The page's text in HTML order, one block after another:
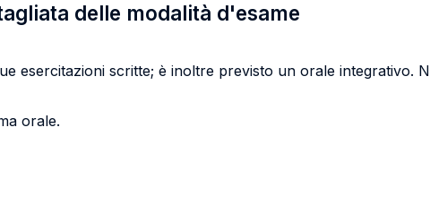
delle modalità d'esame
esercitazioni scritte; è inoltre previsto un orale integrativo.
orale.